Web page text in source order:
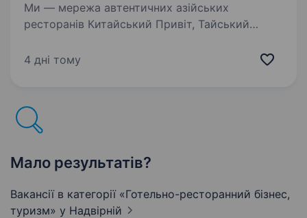
Ми — мережа автентичних азійських
ресторанів Китайський Привіт, Тайський
кухні далеких країн та привозимо їх в Україну.
4 дні тому
Мало результатів?
Вакансії в категорії «Готельно-ресторанний бізнес,
туризм» у Надвірній